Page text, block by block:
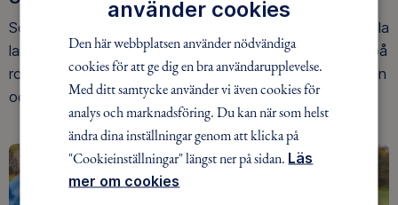
Som medlem har du tillgång till alla våra äventyr, över hela
landet. Våra ideella ledare guidar barn, unga och vuxna på
roliga och trygga äventyr i skogen, på vattnet, snön, isen
och på fjället.
använder cookies
Den här webbplatsen använder nödvändiga
cookies för att ge dig en bra användarupplevelse.
Med ditt samtycke använder vi även cookies för
analys och marknadsföring. Du kan när som helst
ändra dina inställningar genom att klicka på
"Cookieinställningar" längst ner på sidan. Läs
mer om cookies